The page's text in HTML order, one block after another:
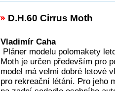
D.H.60 Cirrus Moth
Vladimír Caha
Pláner modelu polomakety
Moth je určen především pro
model má velmi dobré letové
pro rekreační létání. Pro jeho